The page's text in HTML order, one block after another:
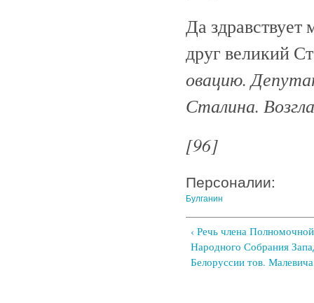
Да
друг великий
овацию.
Сталина.
[96]
Персоналии:
Булганин
‹ Речь члена
Народного Собрания
Белоруссии тов.